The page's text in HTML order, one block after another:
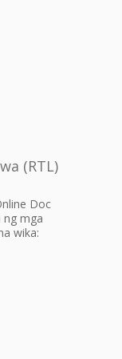
(RTL)
Doc
ng mga
wika: